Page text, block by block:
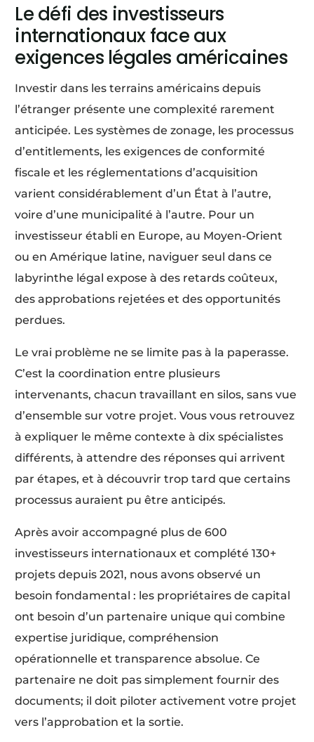
Le défi des investisseurs
internationaux face aux
exigences légales américaines
Investir dans les terrains américains depuis
l’étranger présente une complexité rarement
anticipée. Les systèmes de zonage, les processus
d’entitlements, les exigences de conformité
fiscale et les réglementations d’acquisition
varient considérablement d’un État à l’autre,
voire d’une municipalité à l’autre. Pour un
investisseur établi en Europe, au Moyen-Orient
ou en Amérique latine, naviguer seul dans ce
labyrinthe légal expose à des retards coûteux,
des approbations rejetées et des opportunités
perdues.
Le vrai problème ne se limite pas à la paperasse.
C’est la coordination entre plusieurs
intervenants, chacun travaillant en silos, sans vue
d’ensemble sur votre projet. Vous vous retrouvez
à expliquer le même contexte à dix spécialistes
différents, à attendre des réponses qui arrivent
par étapes, et à découvrir trop tard que certains
processus auraient pu être anticipés.
Après avoir accompagné plus de 600
investisseurs internationaux et complété 130+
projets depuis 2021, nous avons observé un
besoin fondamental : les propriétaires de capital
ont besoin d’un partenaire unique qui combine
expertise juridique, compréhension
opérationnelle et transparence absolue. Ce
partenaire ne doit pas simplement fournir des
documents; il doit piloter activement votre projet
vers l’approbation et la sortie.